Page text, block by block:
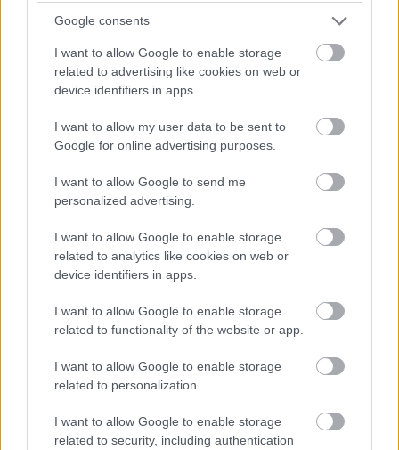
Google consents
I want to allow Google to enable storage
related to advertising like cookies on web or
device identifiers in apps.
I want to allow my user data to be sent to
Google for online advertising purposes.
I want to allow Google to send me
personalized advertising.
I want to allow Google to enable storage
related to analytics like cookies on web or
device identifiers in apps.
I want to allow Google to enable storage
related to functionality of the website or app.
I want to allow Google to enable storage
related to personalization.
I want to allow Google to enable storage
related to security, including authentication
SZEMBE MERSZ NÉZNI AZZAL, AKIVÉ
TERMÉSZETFELETTI ERŐK ÉS ELFELEDETT
TITKOK: ITT A SHELBY OAKS – A GONOSZ